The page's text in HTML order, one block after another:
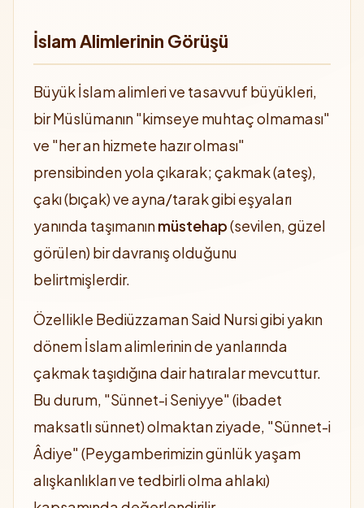
İslam Alimlerinin Görüşü
Büyük İslam alimleri ve tasavvuf büyükleri,
bir Müslümanın "kimseye muhtaç olmaması"
ve "her an hizmete hazır olması"
prensibinden yola çıkarak; çakmak (ateş),
çakı (bıçak) ve ayna/tarak gibi eşyaları
yanında taşımanınmüstehap(sevilen, güzel
görülen) bir davranış olduğunu
belirtmişlerdir.
Özellikle Bediüzzaman Said Nursi gibi yakın
dönem İslam alimlerinin de yanlarında
çakmak taşıdığına dair hatıralar mevcuttur.
Bu durum, "Sünnet-i Seniyye" (ibadet
maksatlı sünnet) olmaktan ziyade, "Sünnet-i
Âdiye" (Peygamberimizin günlük yaşam
alışkanlıkları ve tedbirli olma ahlakı)